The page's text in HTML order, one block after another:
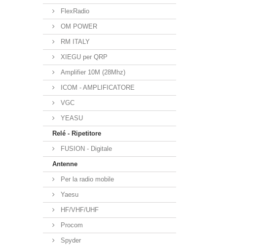
FlexRadio
OM POWER
RM ITALY
XIEGU per QRP
Amplifier 10M (28Mhz)
ICOM - AMPLIFICATORE
VGC
YEASU
Relé - Ripetitore
FUSION - Digitale
Antenne
Per la radio mobile
Yaesu
HF/VHF/UHF
Procom
Spyder